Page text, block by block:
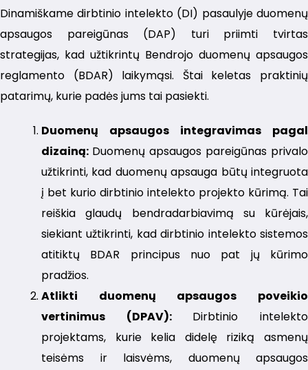
Dinamiškame dirbtinio intelekto (DI) pasaulyje duomenų
apsaugos pareigūnas (DAP) turi priimti tvirtas
strategijas, kad užtikrintų Bendrojo duomenų apsaugos
reglamento (BDAR) laikymąsi. Štai keletas praktinių
patarimų, kurie padės jums tai pasiekti.
Duomenų apsaugos integravimas pagal
dizainą: Duomenų apsaugos pareigūnas privalo
užtikrinti, kad duomenų apsauga būtų integruota
į bet kurio dirbtinio intelekto projekto kūrimą. Tai
reiškia glaudų bendradarbiavimą su kūrėjais,
siekiant užtikrinti, kad dirbtinio intelekto sistemos
atitiktų BDAR principus nuo pat jų kūrimo
pradžios.
Atlikti duomenų apsaugos poveikio
vertinimus (DPAV): Dirbtinio intelekto
projektams, kurie kelia didelę riziką asmenų
teisėms ir laisvėms, duomenų apsaugos